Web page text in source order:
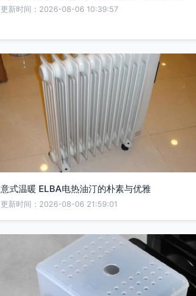
更新时间：2026-08-06 10:39:57
意式温暖 ELBA电热油汀的朴素与优雅
更新时间：2026-08-06 21:59:01